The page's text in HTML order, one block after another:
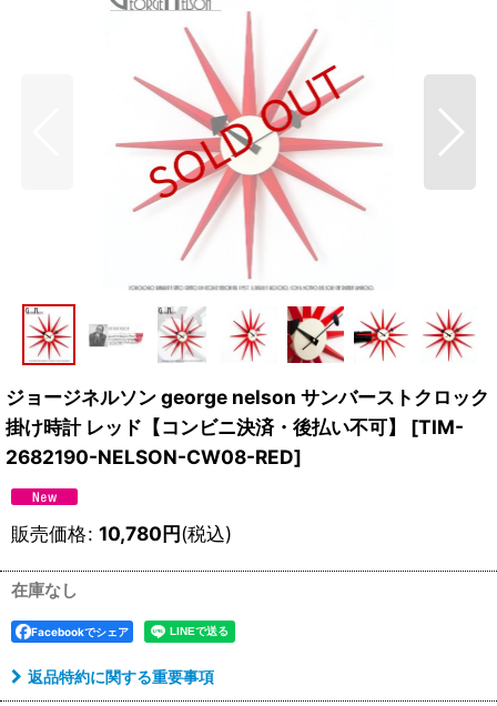
ジョージネルソン george nelson サンバーストクロック
掛け時計 レッド【コンビニ決済・後払い不可】
[TIM-
2682190-NELSON-CW08-RED]
販売価格: 10,780円(税込)
在庫なし
Facebookでシェア
返品特約に関する重要事項